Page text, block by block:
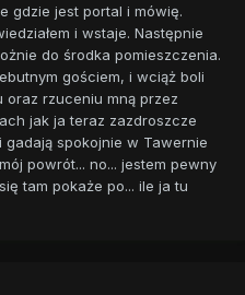
gdzie jest portal i mówię.
i wstaje. Następnie
do środka pomieszczenia.
gościem, i wciąż boli
oraz rzuceniu mną przez
jak ja teraz zazdroszcze
gadają spokojnie w Tawernie
powrót... no... jestem pewny
tam pokaże po... ile ja tu